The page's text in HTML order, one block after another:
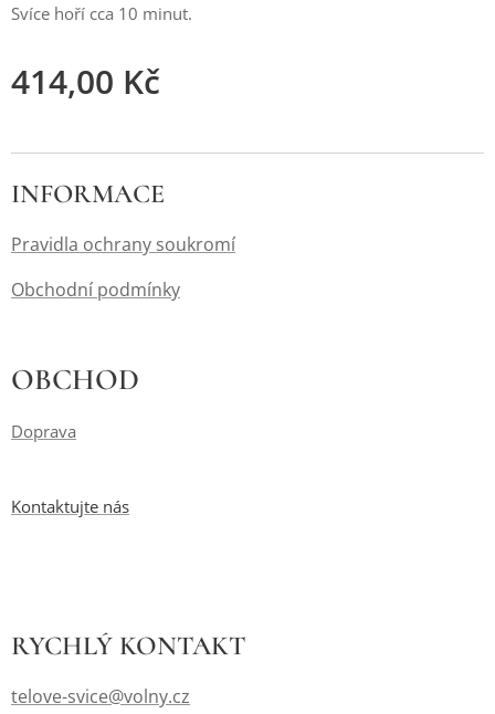
Svíce hoří cca 10 minut.
414,00 Kč
INFORMACE
Pravidla ochrany soukromí
Obchodní podmínky
OBCHOD
Doprava
Kontaktujte nás
RYCHLÝ KONTAKT
telove-svice@volny.cz